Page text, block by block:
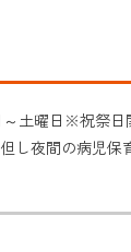
～土曜日※祝祭日
し夜間の病児保